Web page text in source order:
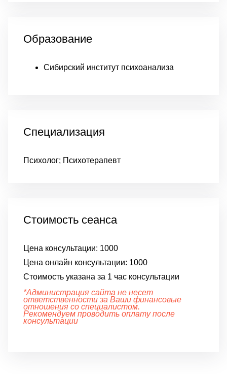
Образование
Сибирский институт психоанализа
Специализация
Психолог; Психотерапевт
Стоимость сеанса
Цена консультации: 1000
Цена онлайн консультации: 1000
Стоимость указана за 1 час консультации
*Администрация сайта не несет
ответственности за Ваши финансовые
отношения со специалистом.
Рекомендуем проводить оплату после
консультации